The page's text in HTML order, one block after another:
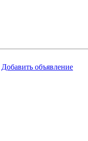
Добавить объявление